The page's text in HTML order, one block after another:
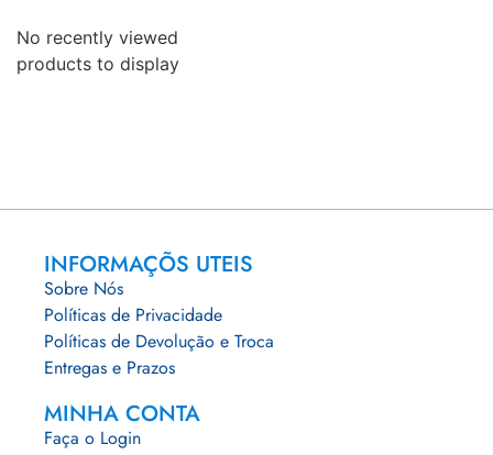
No recently viewed
products to display
INFORMAÇÕS UTEIS
Sobre Nós
Políticas de Privacidade
Políticas de Devolução e Troca
Entregas e Prazos
MINHA CONTA
Faça o Login